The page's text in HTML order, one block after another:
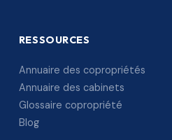
RESSOURCES
Annuaire des copropriétés
Annuaire des cabinets
Glossaire copropriété
Blog